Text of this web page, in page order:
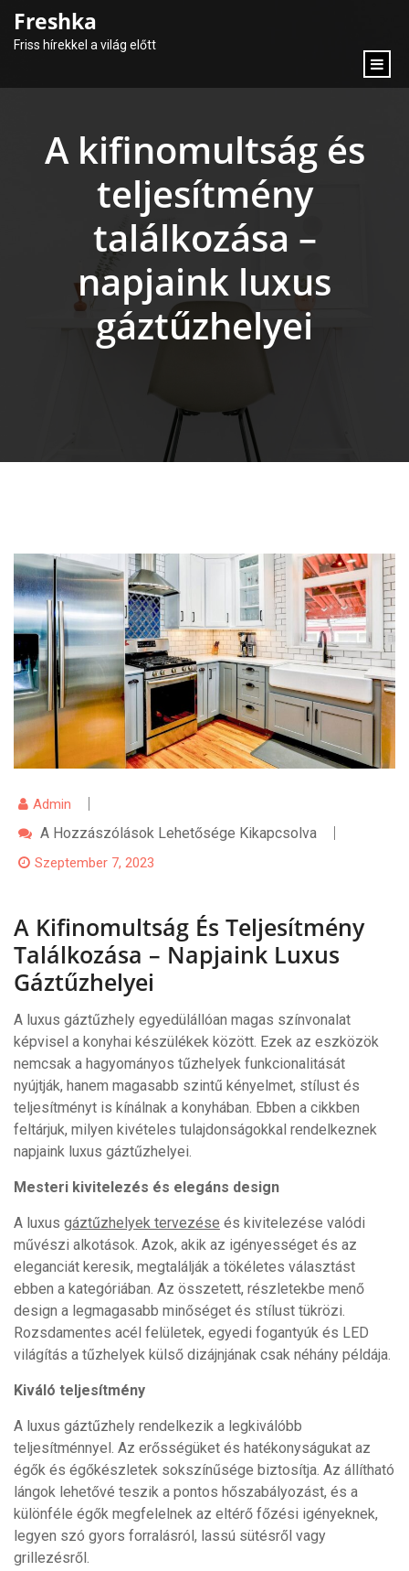
Freshka
Friss hírekkel a világ előtt
A kifinomultság és
teljesítmény
találkozása –
napjaink luxus
gáztűzhelyei
Admin
A
És
Teljesítmény
Napjaink
Luxus
Gáztűzhelyei
Bejegyzéshez
A Hozzászólások Lehetősége Kikapcsolva
Szeptember 7, 2023
A Kifinomultság És Teljesítmény
Találkozása – Napjaink Luxus
Gáztűzhelyei
A luxus gáztűzhely egyedülállóan magas színvonalat
képvisel a konyhai készülékek között. Ezek az eszközök
nemcsak a hagyományos tűzhelyek funkcionalitását
nyújtják, hanem magasabb szintű kényelmet, stílust és
teljesítményt is kínálnak a konyhában. Ebben a cikkben
feltárjuk, milyen kivételes tulajdonságokkal rendelkeznek
napjaink luxus gáztűzhelyei.
Mesteri kivitelezés és elegáns design
A luxus gáztűzhelyek tervezése és kivitelezése valódi
művészi alkotások. Azok, akik az igényességet és az
eleganciát keresik, megtalálják a tökéletes választást
ebben a kategóriában. Az összetett, részletekbe menő
design a legmagasabb minőséget és stílust tükrözi.
Rozsdamentes acél felületek, egyedi fogantyúk és LED
világítás a tűzhelyek külső dizájnjának csak néhány példája.
Kiváló teljesítmény
A luxus gáztűzhely rendelkezik a legkiválóbb
teljesítménnyel. Az erősségüket és hatékonyságukat az
égők és égőkészletek sokszínűsége biztosítja. Az állítható
lángok lehetővé teszik a pontos hőszabályozást, és a
különféle égők megfelelnek az eltérő főzési igényeknek,
legyen szó gyors forralásról, lassú sütésről vagy
grillezésről.